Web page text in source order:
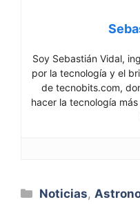
Soy Sebastián Vidal,
por la tecnología y el
de tecnobits.com,
hacer la tecnología
Categorías
Noticias,